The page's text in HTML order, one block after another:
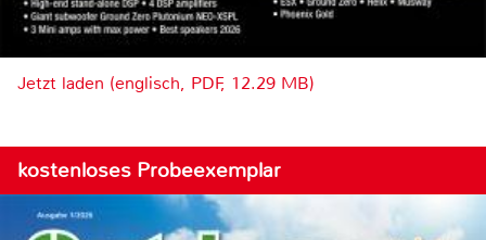
Jetzt laden (englisch, PDF, 12.29 MB)
kostenloses Probeexemplar